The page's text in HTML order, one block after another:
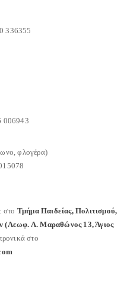
336355
006943
φλογέρα)
στο Τμήμα Παιδείας, Πολιτισμού,
(Λεωφ. Λ. Μαραθώνος 13, Άγιος
στο